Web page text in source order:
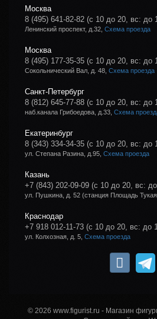
Москва
8 (495) 641-82-82 (с 10 до 20, вс: до
Ленинский проспект, д.32, Схема проезда
Москва
8 (495) 177-35-35 (с 10 до 20, вс: до
Сокольнический Вал, д. 48, Схема проезда
Санкт-Петербург
8 (812) 645-77-88 (с 10 до 20, вс: до
наб.канала Грибоедова, д.33, Схема
Екатеринбург
8 (343) 334-34-35 (с 10 до 20, вс: до
ул. Степана Разина, д.95, Схема проезда
Казань
+7 (843) 202-09-09 (с 10 до 20, вс:
ул. Пушкина, д. 52 (станция Площадь
Краснодар
+7 918 012-11-73 (с 10 до 20, вс: до
ул. Колхозная, д. 5, Схема проезда
© 2026 www.figurist.ru - Магазин